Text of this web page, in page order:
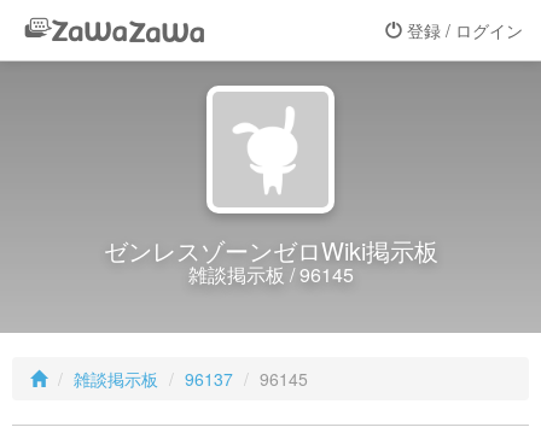
登録 / ログイン
ゼンレスゾーンゼロWiki掲示板
雑談掲示板 / 96145
雑談掲示板 96137 96145